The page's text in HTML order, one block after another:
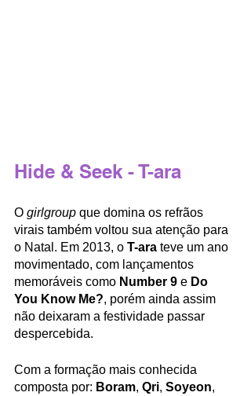
Hide & Seek - T-ara
O girlgroup que domina os refrãos
virais também voltou sua atenção para
o Natal. Em 2013, o T-ara teve um ano
movimentado, com lançamentos
memoráveis como Number 9 e Do
You Know Me?, porém ainda assim
não deixaram a festividade passar
despercebida.
Com a formação mais conhecida
composta por: Boram, Qri, Soyeon,